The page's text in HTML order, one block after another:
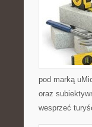
pod marką
oraz
wesprzeć